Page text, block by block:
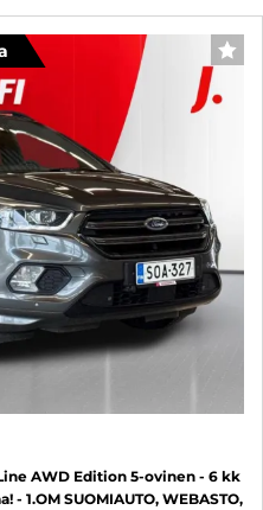
AWD Edition 5-ovinen - 6 kk
1.OM SUOMIAUTO, WEBASTO,